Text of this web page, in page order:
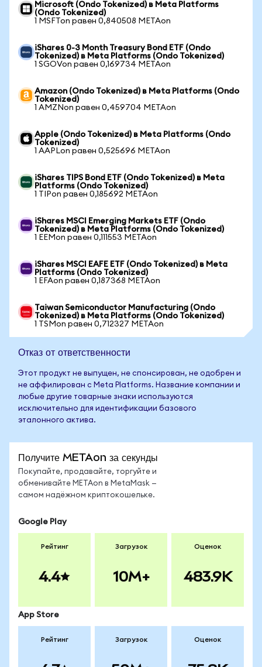
Microsoft (Ondo Tokenized) в Meta Platforms
(Ondo Tokenized)
1 MSFTon равен 0,840508 METAon
iShares 0-3 Month Treasury Bond ETF (Ondo
Tokenized) в Meta Platforms (Ondo Tokenized)
1 SGOVon равен 0,169734 METAon
Amazon (Ondo Tokenized) в Meta Platforms (Ondo
Tokenized)
1 AMZNon равен 0,459704 METAon
Apple (Ondo Tokenized) в Meta Platforms (Ondo
Tokenized)
1 AAPLon равен 0,525696 METAon
iShares TIPS Bond ETF (Ondo Tokenized) в Meta
Platforms (Ondo Tokenized)
1 TIPon равен 0,185692 METAon
iShares MSCI Emerging Markets ETF (Ondo
Tokenized) в Meta Platforms (Ondo Tokenized)
1 EEMon равен 0,111553 METAon
iShares MSCI EAFE ETF (Ondo Tokenized) в Meta
Platforms (Ondo Tokenized)
1 EFAon равен 0,187368 METAon
Taiwan Semiconductor Manufacturing (Ondo
Tokenized) в Meta Platforms (Ondo Tokenized)
1 TSMon равен 0,712327 METAon
Отказ от ответственности
Этот продукт не выпущен, не спонсирован, не одобрен и
не аффилирован с Meta Platforms. Название компании и
любые другие товарные знаки используются
исключительно для идентификации базового
эталонного актива.
Получите METAon за секунды
Покупайте, продавайте, торгуйте и
обменивайте METAon в MetaMask —
самом надёжном криптокошельке.
Google Play
Рейтинг
4.4
Загрузок
10M+
Оценок
483.9K
App Store
Рейтинг Загрузок Оценок